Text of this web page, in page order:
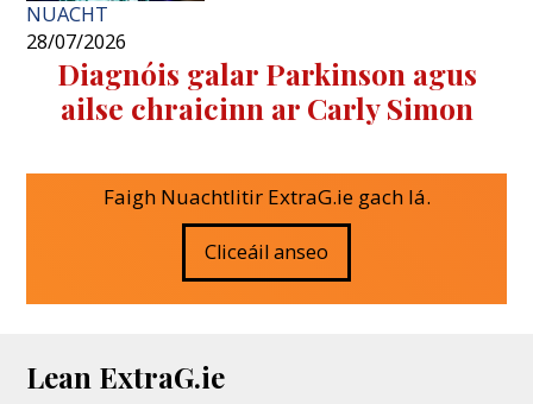
NUACHT
28/07/2026
Diagnóis galar Parkinson agus
ailse chraicinn ar Carly Simon
Faigh Nuachtlitir ExtraG.ie gach lá.
Cliceáil anseo
Lean ExtraG.ie